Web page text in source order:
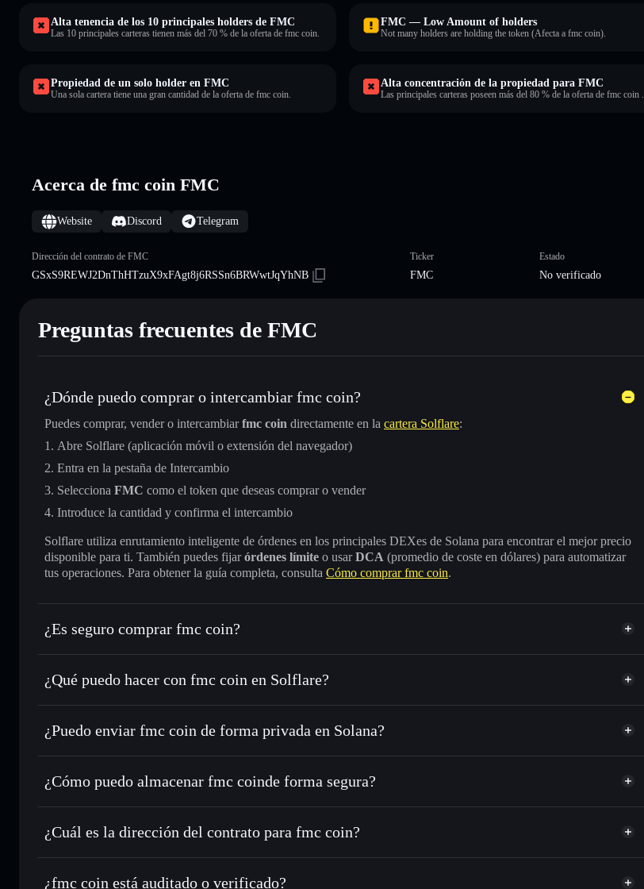
Alta tenencia de los 10 principales holders de FMC
Las 10 principales carteras tienen más del 70 % de la oferta de fmc coin.
FMC — Low Amount of holders
Not many holders are holding the token (Afecta a fmc coin).
Propiedad de un solo holder en FMC
Una sola cartera tiene una gran cantidad de la oferta de fmc coin.
Alta concentración de la propiedad para FMC
Las principales carteras poseen más del 80 % de la oferta de fmc coin .
Acerca de fmc coin FMC
Website Discord Telegram
Dirección del contrato de FMC
GSxS9REWJ2DnThHTzuX9xFAgt8j6RSSn6BRWwtJqYhNB
Ticker
FMC
Estado
No verificado
Preguntas frecuentes de FMC
¿Dónde puedo comprar o intercambiar fmc coin?
Puedes comprar, vender o intercambiarfmc coin directamente en la cartera Solflare:
Abre Solflare (aplicación móvil o extensión del navegador)
Entra en la pestaña de Intercambio
Selecciona FMC como el token que deseas comprar o vender
Introduce la cantidad y confirma el intercambio
Solflare utiliza enrutamiento inteligente de órdenes en los principales DEXes de Solana para encontrar el mejor precio
disponible para ti. También puedes fijarórdenes límite o usarDCA (promedio de coste en dólares) para automatizar
tus operaciones. Para obtener la guía completa, consulta Cómo comprar fmc coin.
¿Es seguro comprar fmc coin?
fmc coin no está verificado
¿Qué puedo hacer con fmc coin en Solflare?
fmc coin
cartera de Solflare
Intercambiar al instante: operar con FMC para SOL, USDC o miles de otros tokens de Solana con enrutamiento
Utilizar DCA: promedio de coste en dólares en FMC a lo largo del tiempo
Enviar de forma privada: transferir FMC sin vincular públicamente las carteras usando el agregador de privacidad
integrado de Solflare
¿Puedo enviar fmc coin de forma privada en Solana?
agregador de privacidad
¿Cómo puedo almacenar fmc coinde forma segura?
fmc coin cartera sin custodia Solflare
¿Cuál es la dirección del contrato para fmc coin?
fmc coin
GSxS9REWJ2DnThHTzuX9xFAgt8j6RSSn6BRWwtJqYhNB
¿fmc coin está auditado o verificado?